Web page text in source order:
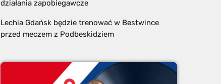
działania zapobiegawcze
Lechia Gdańsk będzie trenować w Bestwince
przed meczem z Podbeskidziem